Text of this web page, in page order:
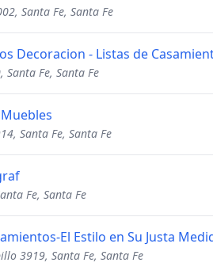
Santa Fe, Santa Fe
Decoracion - Listas de
Santa Fe, Santa Fe
Santa Fe, Santa Fe
Fe, Santa Fe
El Estilo en Su Justa
3919, Santa Fe, Santa Fe